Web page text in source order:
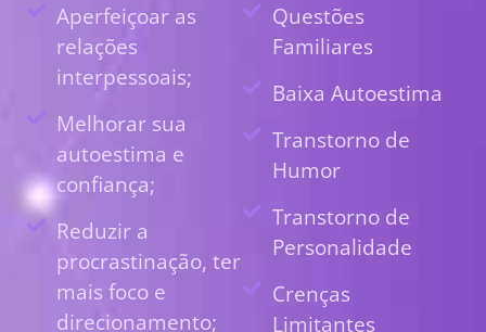
Aperfeiçoar as
relações
interpessoais;
Melhorar sua
autoestima e
confiança;
Reduzir a
procrastinação, ter
mais foco e
direcionamento;
Questões
Familiares
Baixa Autoestima
Transtorno de
Humor
Transtorno de
Personalidade
Crenças
Limitantes